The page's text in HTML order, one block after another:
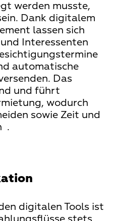
werden musste,
Dank digitalem
lassen sich
Interessenten
automatische
Das
und führt
wodurch
sowie Zeit und
.
digitalen Tools ist
stets